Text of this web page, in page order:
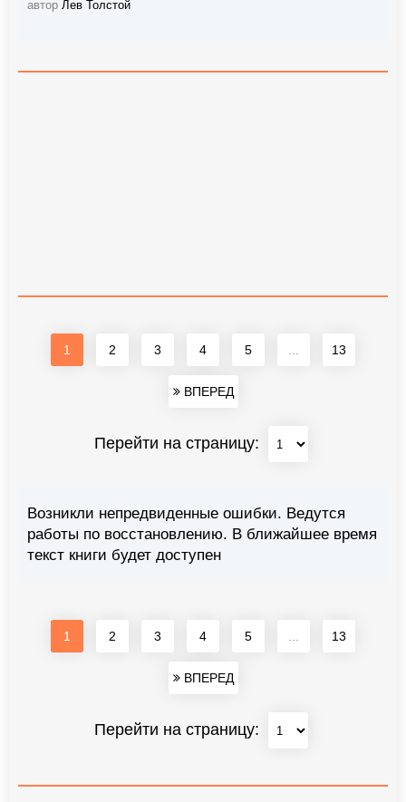
автор Лев Толстой
1 2 3 4 5 13
ВПЕРЕД
Перейти на страницу:
Возникли непредвиденные ошибки. Ведутся
работы по восстановлению. В ближайшее время
текст книги будет доступен
1 2 3 4 5 13
ВПЕРЕД
Перейти на страницу: